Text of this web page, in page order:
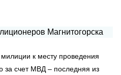
к месту проведения
за счет МВД – последняя из